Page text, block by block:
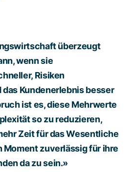
überzeugt
wenn sie
Risiken
Kundenerlebnis besser
ist es, diese Mehrwerte
so zu reduzieren,
Zeit für das Wesentliche
Moment zuverlässig für ihre
da zu sein.»